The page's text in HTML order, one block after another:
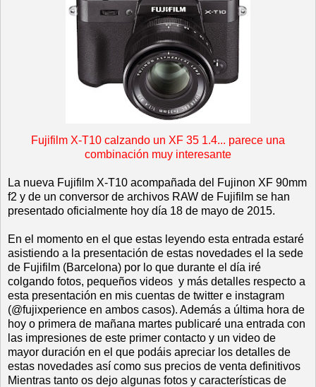
Fujifilm X-T10 calzando un XF 35 1.4... parece una
combinación muy interesante
La nueva Fujifilm X-T10 acompañada del Fujinon XF 90mm
f2 y de un conversor de archivos RAW de Fujifilm se han
presentado oficialmente hoy día 18 de mayo de 2015.
En el momento en el que estas leyendo esta entrada estaré
asistiendo a la presentación de estas novedades el la sede
de Fujifilm (Barcelona) por lo que durante el día iré
colgando fotos, pequeños videos y más detalles respecto a
esta presentación en mis cuentas de twitter e instagram
(@fujixperience en ambos casos). Además a última hora de
hoy o primera de mañana martes publicaré una entrada con
las impresiones de este primer contacto y un video de
mayor duración en el que podáis apreciar los detalles de
estas novedades así como sus precios de venta definitivos
Mientras tanto os dejo algunas fotos y características de